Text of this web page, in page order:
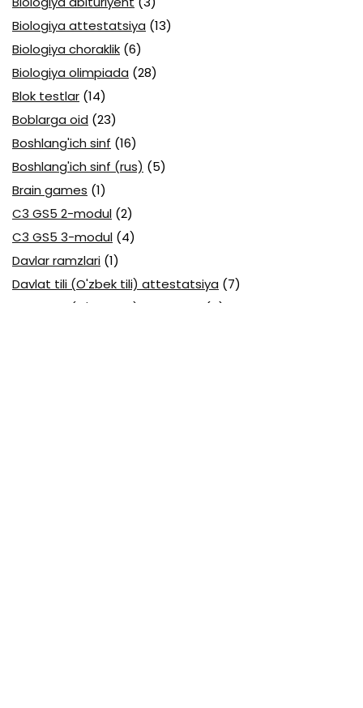
Biologiya attestatsiya (13)
Biologiya choraklik (6)
Biologiya olimpiada (28)
Blok testlar (14)
Boblarga oid (23)
Boshlang'ich sinf (16)
Boshlang'ich sinf (rus) (5)
Brain games (1)
C3 GS5 2-modul (2)
C3 GS5 3-modul (4)
Davlar ramzlari (1)
Davlat tili (O'zbek tili) attestatsiya (7)
Davlat tili (O'zbek tili) olimpiada
(4)